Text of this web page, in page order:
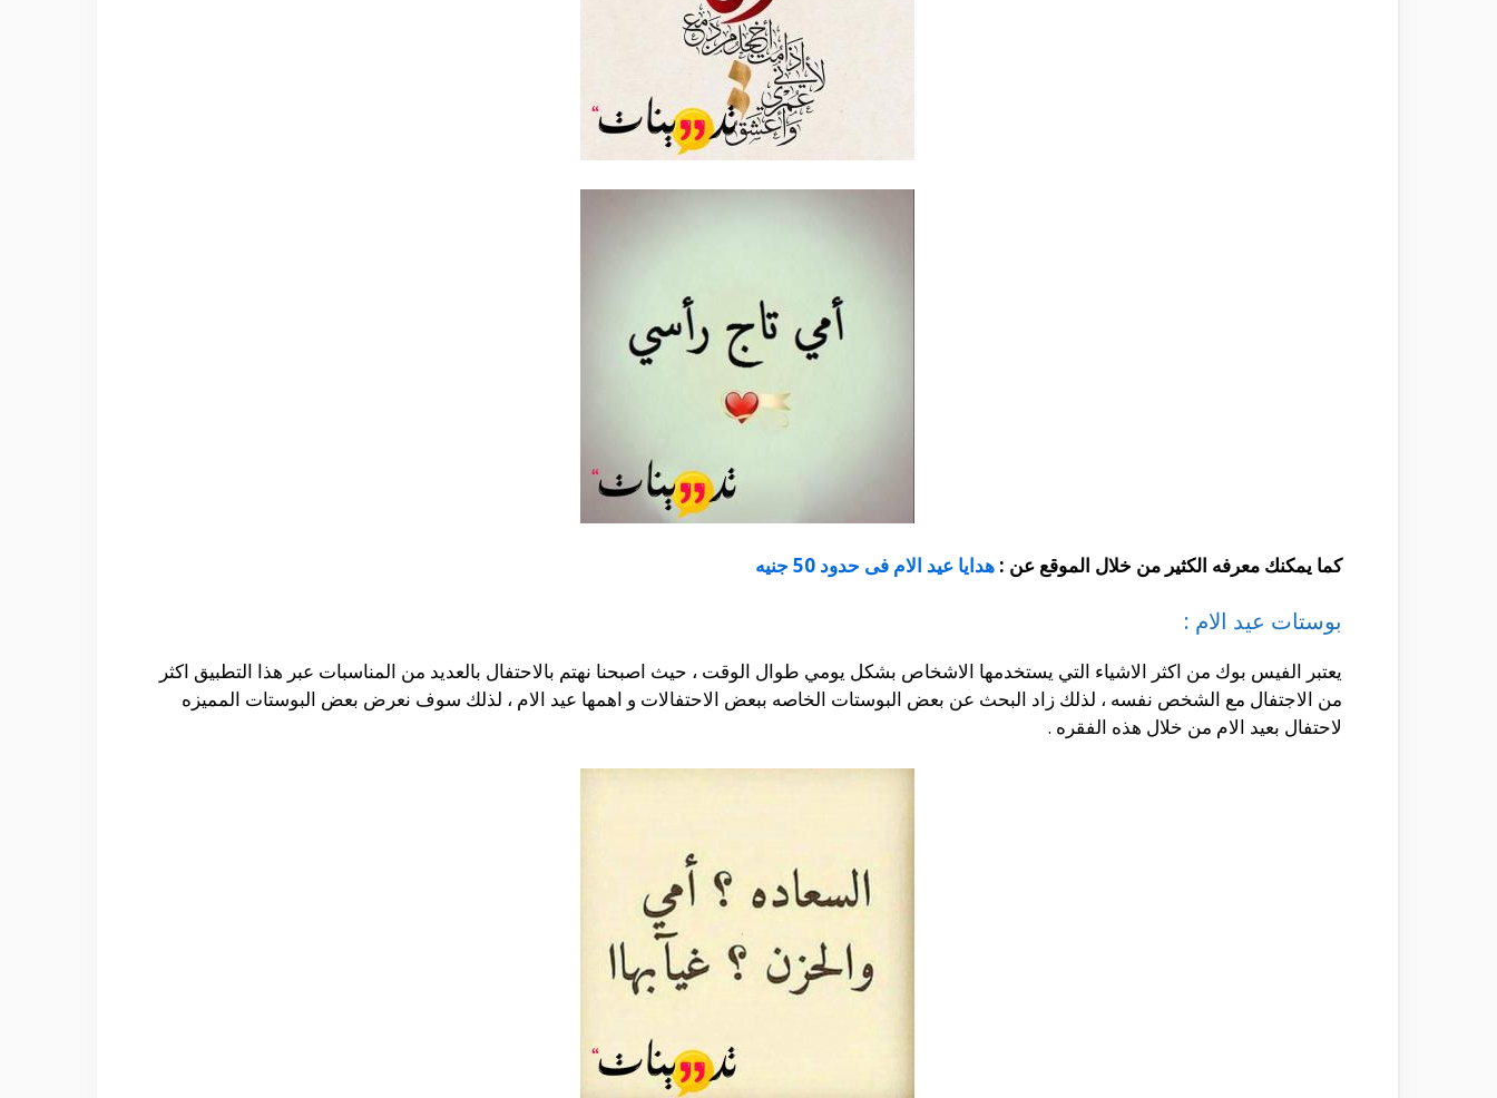
كما يمكنك معرفه الكثير من خلال الموقع عن : هدايا عيد الام فى حدود 50 جنيه
بوستات عيد الام :
يعتبر الفيس بوك من اكثر الاشياء التي يستخدمها الاشخاص بشكل يومي طوال الوقت ، حيث اصبحنا نهتم بالاحتفال بالعديد من المناسبات عبر هذا التطبيق اكثر
من الاجتفال مع الشخص نفسه ، لذلك زاد البحث عن بعض البوستات الخاصه ببعض الاحتفالات و اهمها عيد الام ، لذلك سوف نعرض بعض البوستات المميزه
لاحتفال بعيد الام من خلال هذه الفقره .